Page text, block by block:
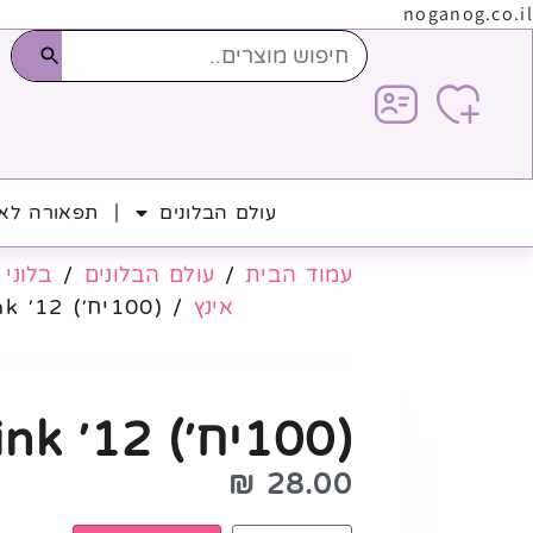
noganog.co.il
עולם הבלונים תפאורה
עמוד הבית/ עולם הבלונים /
אינץ / (100יח׳) 12׳ Light Pink
(100יח׳) 12׳ Light Pink
28.00
₪